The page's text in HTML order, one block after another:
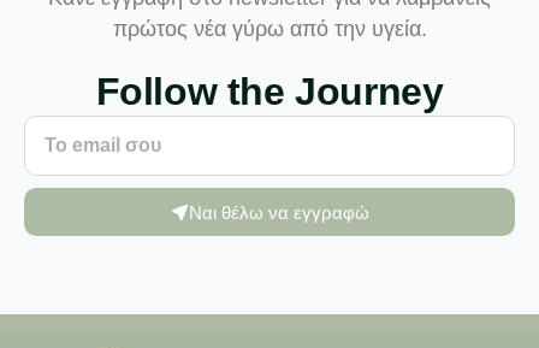
πρώτος νέα γύρω από την υγεία.
Follow the Journey
Ναι θέλω να εγγραφώ